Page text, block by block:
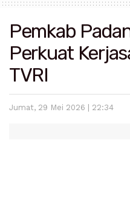
Pemkab
Perkuat
TVRI
Jumat, 29 Mei 2026 | 22:34